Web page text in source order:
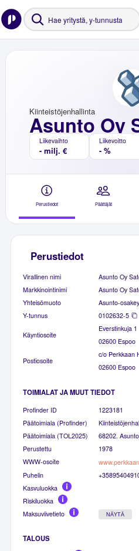
Asunto Oy
Kiinteistöjenhallinta
Liikevaihto
- milj. €
Liikevoitto
- %
Perustiedot Päättäjät
Perustiedot
Virallinen nimi
Asunto Oy
Markkinointinimi
Asunto Oy
Yhteisömuoto
Asunto-
Y-tunnus
0102632-5
Käyntiosoite
Everstinkuja 1
02600 Espoo
Postiosoite
c/o Perkkaan
02600 Espoo
TOIMIALAT JA MUUT TIEDOT
Profinder ID
1223181
Päätoimiala (Profinder)
Päätoimiala (TOL2025)
68202.
Perustettu
1978
WWW-osoite
Puhelin
Kasvuluokka
Riskiluokka
Maksuviivetieto
NÄYTÄ
TALOUS